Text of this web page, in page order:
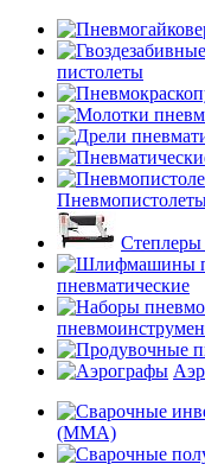
пистолеты
Степлеры
пневматические
(MMA)